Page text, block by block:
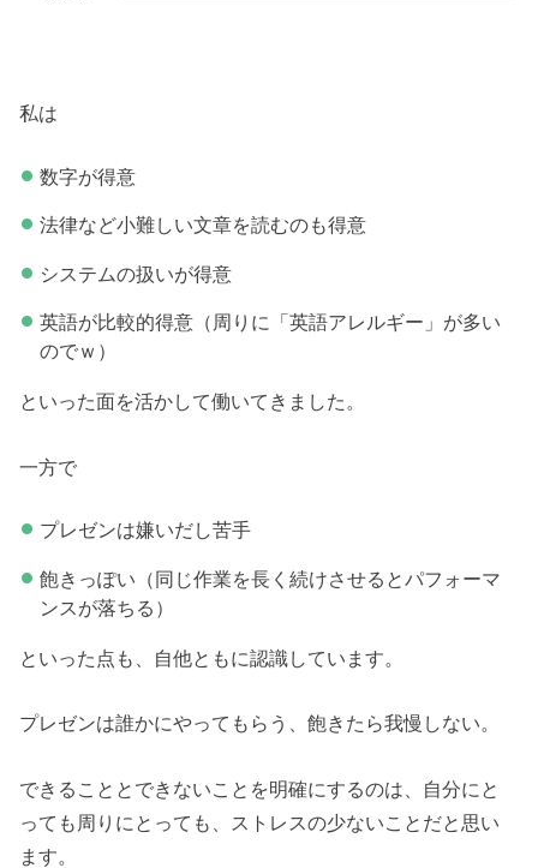
私は
数字が得意
法律など小難しい文章を読むのも得意
システムの扱いが得意
英語が比較的得意（周りに「英語アレルギー」が多い
のでｗ）
といった面を活かして働いてきました。
一方で
プレゼンは嫌いだし苦手
飽きっぽい（同じ作業を長く続けさせるとパフォーマ
ンスが落ちる）
といった点も、自他ともに認識しています。
プレゼンは誰かにやってもらう、飽きたら我慢しない。
できることとできないことを明確にするのは、自分にと
っても周りにとっても、ストレスの少ないことだと思い
ます。